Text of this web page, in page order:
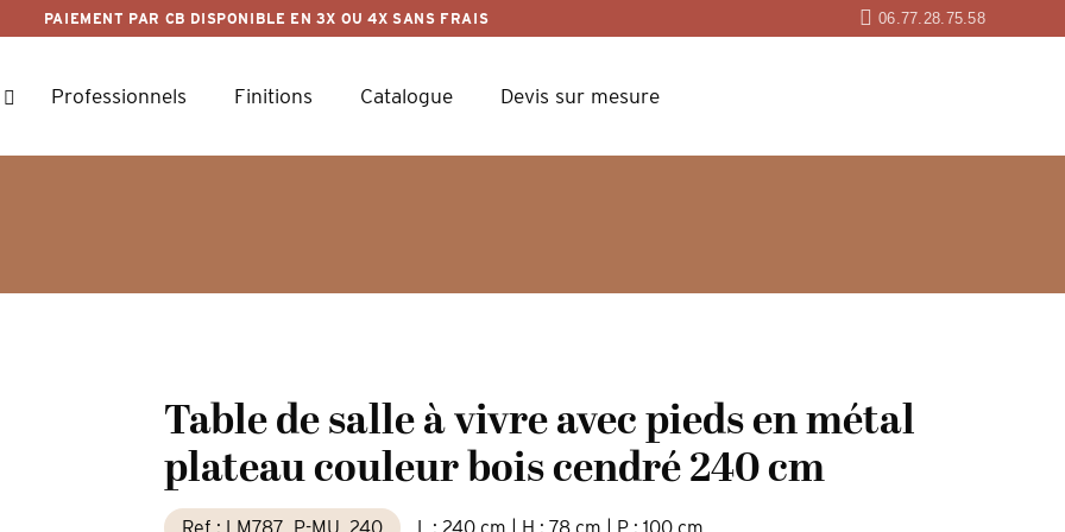
PAIEMENT PAR CB DISPONIBLE EN 3X OU 4X SANS FRAIS 06.77.28.75.58
Professionnels Finitions Catalogue Devis sur mesure
Table de salle à vivre avec pieds en métal
plateau couleur bois cendré 240 cm